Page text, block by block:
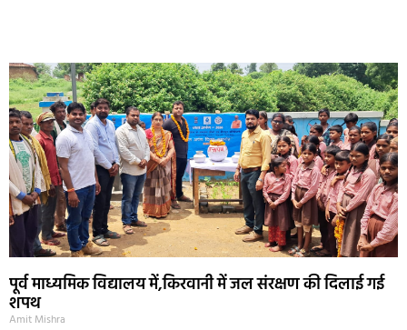
पूर्व माध्यमिक विद्यालय में,किरवानी में जल संरक्षण की दिलाई गई
शपथ
Amit Mishra